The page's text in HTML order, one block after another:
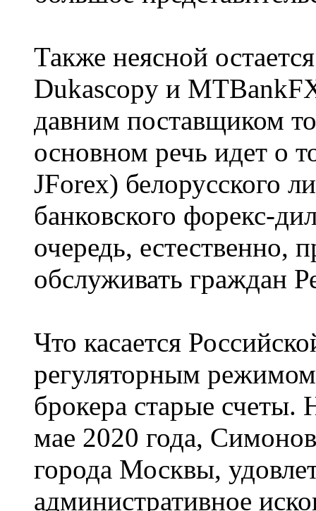
Также неясной
Dukascopy и
давним поставщиком
основном речь идет о
JForex) белорусского
банковского форекс-
очередь, естественно,
обслуживать граждан
Что касается
регуляторным
брокера старые
мае 2020 года,
города Москвы,
административное